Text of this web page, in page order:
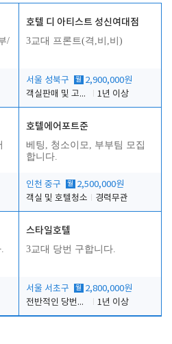
/
호텔 디 아티스트 성신여대점
3교대 프론트(격,비,비)
서울 성북구 월 2,900,000원
객실판매 및 고객응대
1년 이상
호텔에어포트준
베팅, 청소이모, 부부팀 모집
합니다.
인천 중구 월 2,500,000원
객실 및 호텔청소
경력무관
스타일호텔
3교대 당번 구합니다.
서울 서초구 월 2,800,000원
전반적인 당번업무
1년 이상